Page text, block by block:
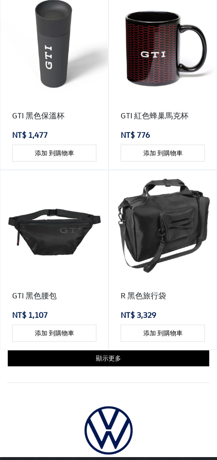
GTI 黑色保溫杯
NT$ 1,477
添加 到購物車
GTI 紅色蜂巢馬克杯
NT$ 776
添加 到購物車
GTI 黑色腰包
NT$ 1,107
添加 到購物車
R 黑色旅行袋
NT$ 3,329
添加 到購物車
顯示更多